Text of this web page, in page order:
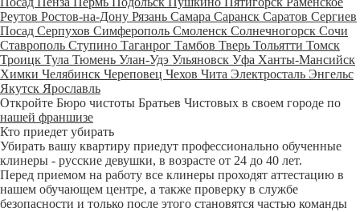
Реутов Ростов-на-Дону Рязань Самара Саранск Саратов Сергиев
Посад Серпухов Симферополь Смоленск Солнечногорск Сочи
Ставрополь Ступино Таганрог Тамбов Тверь Тольятти Томск
Троицк Тула Тюмень Улан-Удэ Ульяновск Уфа Ханты-Мансийск
Химки Челябинск Череповец Чехов Чита Электросталь Энгельс
Якутск Ярославль
Откройте Бюро чистоты Братьев Чистовых в своем городе по
нашей франшизе
Кто приедет убирать
Убирать вашу квартиру приедут профессионально обученные
клинеры - русские девушки, в возрасте от 24 до 40 лет.
Перед приемом на работу все клинеры проходят аттестацию в
нашем обучающем центре, а также проверку в службе
безопасности и только после этого становятся частью команды